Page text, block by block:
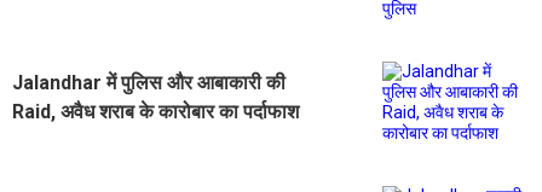
Jalandhar में पुलिस और आबाकारी की
Raid, अवैध शराब के कारोबार का पर्दाफाश